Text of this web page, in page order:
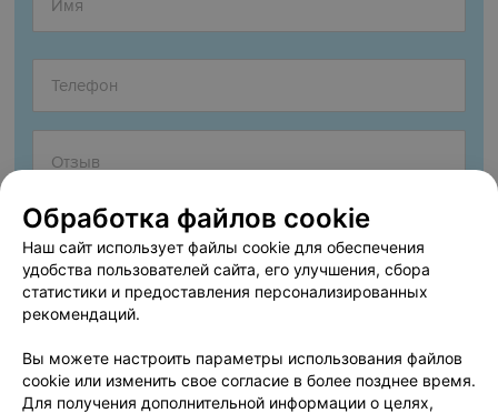
Согласен опубликовать отзыв. Подробнее об
прав
Обработка файлов cookie
Наш сайт использует файлы cookie для обеспечения
удобства пользователей сайта, его улучшения, сбора
статистики и предоставления персонализированных
рекомендаций.
Вы можете настроить параметры использования файлов
cookie или изменить свое согласие в более позднее время.
Для получения дополнительной информации о целях,